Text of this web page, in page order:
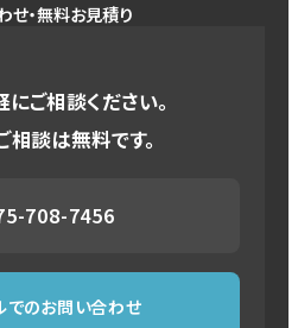
せ・無料お見積り
ご相談ください。
相談は無料です。
708-7456
でのお問い合わせ